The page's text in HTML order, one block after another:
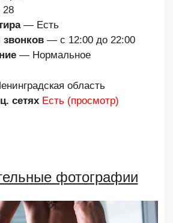
— Есть
— с 12:00 до 22:00
— Нормальное
область
сетях Есть (просмотр)
фотографии